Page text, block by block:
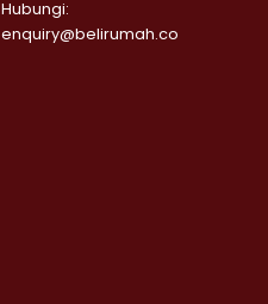
Hubungi:
enquiry@belirumah.co